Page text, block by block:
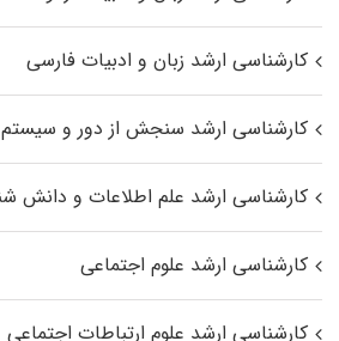
کارشناسی ارشد زبان و ادبیات فارسی
کارشناسی ارشد سنجش از دور و سیستم
کارشناسی ارشد علم اطلاعات و دانش
کارشناسی ارشد علوم اجتماعی
کارشناسی ارشد علوم ارتباطات اجتماعی